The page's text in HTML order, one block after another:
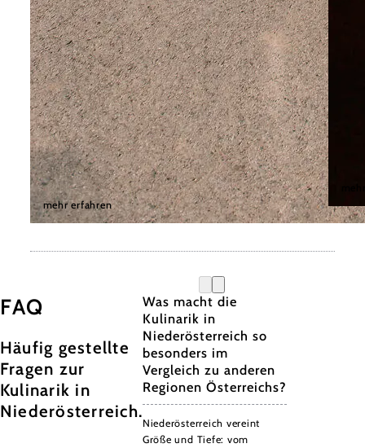
Urlaubsregionen für Foodies
Mit folgenden fein kuratierten Reisetipps können Sie die
Planungsphase überspringen und direkt mit dem Urlauben
starten.
Weinviertler Kellergassen
Entdeckungsreise
mehr erfahren
©
FAQ
Häufig gestellte
Fragen zur
Kulinarik in
Niederösterreich.
Was macht die
Kulinarik in
Niederösterreich so
besonders im
Vergleich zu anderen
Regionen Österreichs?
Niederösterreich vereint
Größe und Tiefe: vom